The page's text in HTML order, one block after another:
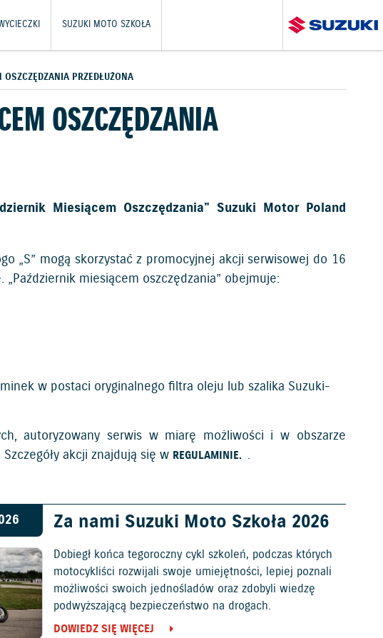
SUZUKI MOTO SZKOŁA
PRZEDŁUŻONA
OSZCZĘDZANIA
Miesiącem Oszczędzania” Suzuki Motor Poland
„S” mogą skorzystać z promocyjnej akcji serwisowej do 16
miesiącem oszczędzania” obejmuje:
w postaci oryginalnego filtra oleju lub szalika Suzuki-
autoryzowany serwis w miarę możliwości i w obszarze
akcji znajdują się w REGULAMINIE. .
Za nami Suzuki Moto Szkoła 2026
Dobiegł końca tegoroczny cykl szkoleń, podczas których
motocykliści rozwijali swoje umiejętności, lepiej poznali
możliwości swoich jednośladów oraz zdobyli wiedzę
podwyższającą bezpieczeństwo na drogach.
DOWIEDZ SIĘ WIĘCEJ